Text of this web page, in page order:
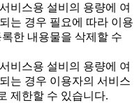
비스용 설비의 용량에 여
는 경우 필요에 따라 이용
한 내용물을 삭제할 수
비스용 설비의 용량에 여
는 경우 이용자의 서비스
제한할 수 있습니다.